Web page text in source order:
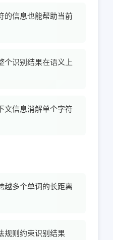
的信息也能帮助当前
个识别结果在语义上
文信息消解单个字符
越多个单词的长距离
规则约束识别结果